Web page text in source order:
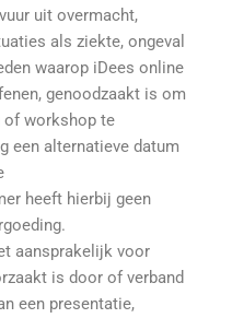
uit overmacht,
als ziekte, ongeval
waarop iDees online
genoodzaakt is om
of workshop te
een alternatieve datum
heeft hierbij geen
aansprakelijk voor
is door of verband
een presentatie,